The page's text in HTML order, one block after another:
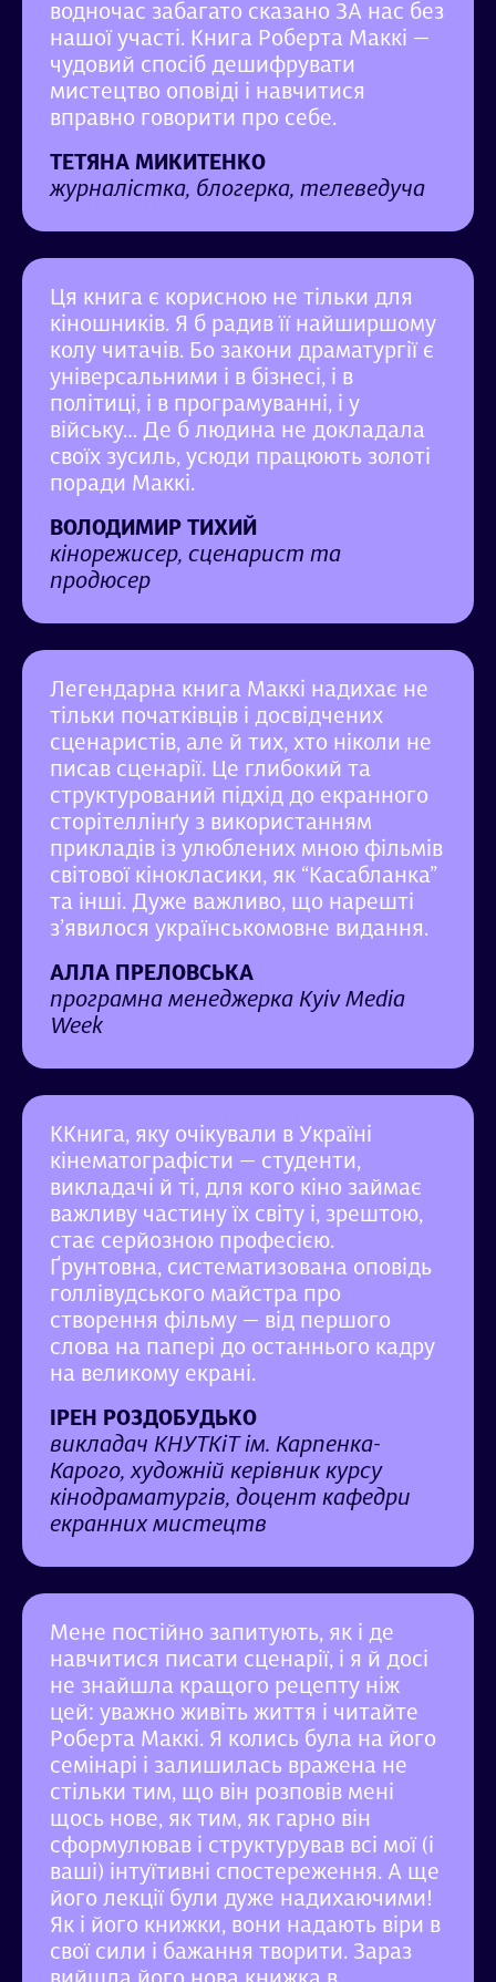
водночас забагато сказано ЗА нас без
нашої участі. Книга Роберта Маккі —
чудовий спосіб дешифрувати
мистецтво оповіді і навчитися
вправно говорити про себе.
ТЕТЯНА МИКИТЕНКО
журналістка, блогерка, телеведуча
Ця книга є корисною не тільки для
кіношників. Я б радив її найширшому
колу читачів. Бо закони драматургії є
універсальними і в бізнесі, і в
політиці, і в програмуванні, і у
війську… Де б людина не докладала
своїх зусиль, усюди працюють золоті
поради Маккі.
ВОЛОДИМИР ТИХИЙ
кінорежисер, сценарист та
продюсер
Легендарна книга Маккі надихає не
тільки початківців і досвідчених
сценаристів, але й тих, хто ніколи не
писав сценарії. Це глибокий та
структурований підхід до екранного
сторітеллінґу з використанням
прикладів із улюблених мною фільмів
світової кінокласики, як “Касабланка”
та інші. Дуже важливо, що нарешті
з’явилося українськомовне видання.
АЛЛА ПРЕЛОВСЬКА
програмна менеджерка Kyiv Media
Week
ККнига, яку очікували в Україні
кінематографісти — студенти,
викладачі й ті, для кого кіно займає
важливу частину їх світу і, зрештою,
стає серйозною професією.
Ґрунтовна, систематизована оповідь
голлівудського майстра про
створення фільму — від першого
слова на папері до останнього кадру
на великому екрані.
ІРЕН РОЗДОБУДЬКО
викладач КНУТКіТ ім. Карпенка-
Карого, художній керівник курсу
кінодраматургів, доцент кафедри
екранних мистецтв
Мене постійно запитують, як і де
навчитися писати сценарії, і я й досі
не знайшла кращого рецепту ніж
цей: уважно живіть життя і читайте
Роберта Маккі. Я колись була на його
семінарі і залишилась вражена не
стільки тим, що він розповів мені
щось нове, як тим, як гарно він
сформулював і структурував всі мої (і
ваші) інтуїтивні спостереження. А ще
його лекції були дуже надихаючими!
Як і його книжки, вони надають віри в
свої сили і бажання творити. Зараз